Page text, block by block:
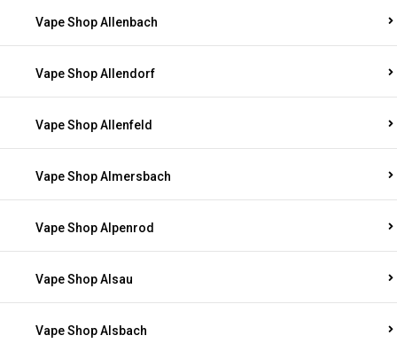
Vape Shop Allenbach
Vape Shop Allendorf
Vape Shop Allenfeld
Vape Shop Almersbach
Vape Shop Alpenrod
Vape Shop Alsau
Vape Shop Alsbach